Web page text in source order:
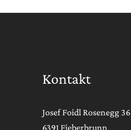
Kontakt
Josef Foidl Rosenegg 36
6391 Fieberbrunn